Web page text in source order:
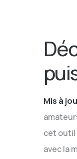
Mis à
cet outil
avec la